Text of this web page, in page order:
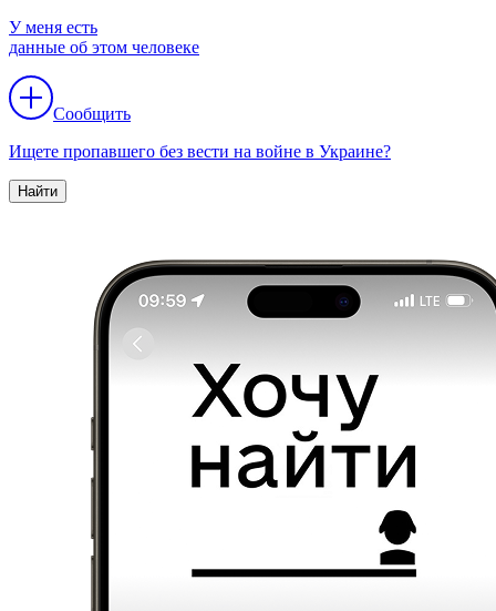
У меня есть
данные об этом человеке
Сообщить
Ищете пропавшего без вести на войне в Украине?
Найти